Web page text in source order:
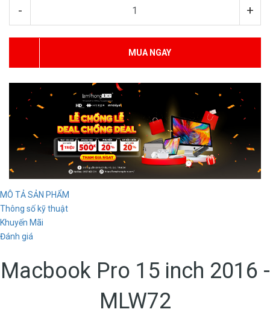
- +
MUA NGAY
MÔ TẢ SẢN PHẨM
Thông số kỹ thuật
Khuyến Mãi
Đánh giá
Macbook Pro 15 inch 2016 -
MLW72